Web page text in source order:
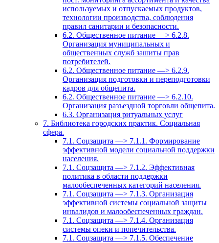
используемых и отпускаемых продуктов,
технологии производства, соблюдения
правил санитарии и безопасности.
6.2. Общественное питание —> 6.2.8.
Организация муниципальных и
общественных служб зашиты прав
потребителей.
6.2. Общественное питание —> 6.2.9.
Организация подготовки и переподготовки
кадров для общепита.
6.2. Общественное питание —> 6.2.10.
Организация разъездной торговли общепита.
6.3. Организация ритуальных услуг
7. Библиотека городских практик. Социальная
сфера.
7.1. Соцзащита —> 7.1.1. Формирование
эффективной модели социальной поддержки
населения.
7.1. Соцзащита —> 7.1.2. Эффективная
политика в области поддержки
малообеспеченных категорий населения.
7.1. Соцзащита —> 7.1.3. Организация
эффективной системы социальной защиты
инвалидов и малообеспеченных граждан.
7.1. Соцзащита —> 7.1.4. Организация
системы опеки и попечительства.
7.1. Соцзащита —> 7.1.5. Обеспечение